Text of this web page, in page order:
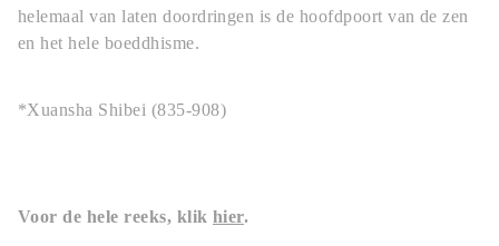
helemaal van laten doordringen is de hoofdpoort van de zen
en het hele boeddhisme.
*Xuansha Shibei (835-908)
Voor de hele reeks, klik hier.